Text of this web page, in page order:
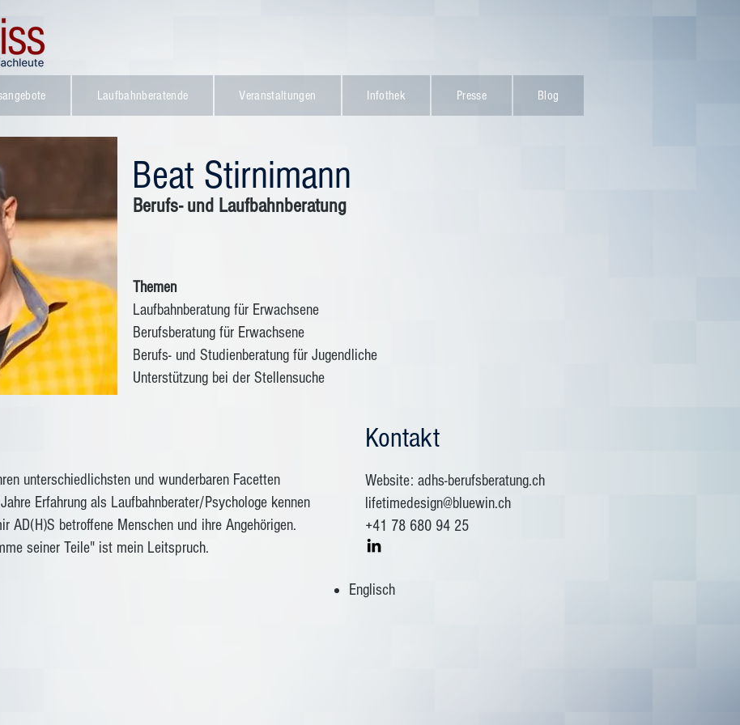
Laufbahnberatende Veranstaltungen Infothek Presse Blog
Beat Stirnimann
Berufs- und Laufbahnberatung
Themen
Laufbahnberatung für Erwachsene
Berufsberatung für Erwachsene
Berufs- und Studienberatung für Jugendliche
Unterstützung bei der Stellensuche
unterschiedlichsten und wunderbaren Facetten
Erfahrung als Laufbahnberater/Psychologe kennen
AD(H)S betroffene Menschen und ihre Angehörigen.
seiner Teile" ist mein Leitspruch.
Kontakt
Website: adhs-berufsberatung.ch
lifetimedesign@bluewin.ch
+41 78 680 94 25
Englisch